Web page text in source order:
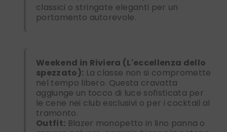
classici o stringate eleganti per un
portamento autorevole.
Weekend in Riviera (L'eccellenza dello
spezzato): La classe non si compromette
nel tempo libero. Questa cravatta
aggiunge un tocco di luce sofisticata per
le cene nei club esclusivi o per i cocktail al
tramonto.
Outfit: Blazer monopetto in lino panna o